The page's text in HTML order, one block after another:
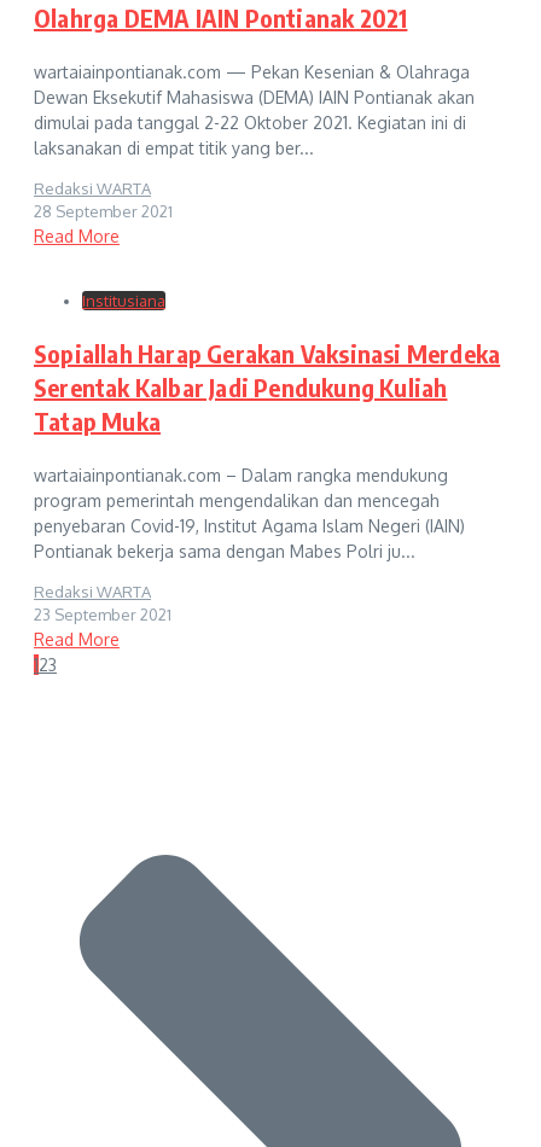
Olahrga DEMA IAIN Pontianak 2021
wartaiainpontianak.com — Pekan Kesenian & Olahraga
Dewan Eksekutif Mahasiswa (DEMA) IAIN Pontianak akan
dimulai pada tanggal 2-22 Oktober 2021. Kegiatan ini di
laksanakan di empat titik yang ber...
Redaksi WARTA
28 September 2021
Read More
Institusiana
Sopiallah Harap Gerakan Vaksinasi Merdeka
Serentak Kalbar Jadi Pendukung Kuliah
Tatap Muka
wartaiainpontianak.com – Dalam rangka mendukung
program pemerintah mengendalikan dan mencegah
penyebaran Covid-19, Institut Agama Islam Negeri (IAIN)
Pontianak bekerja sama dengan Mabes Polri ju...
Redaksi WARTA
23 September 2021
Read More
123